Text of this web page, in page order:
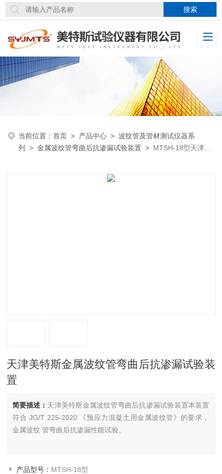
当前位置：首页 > 产品中心 >波纹管及管材测试仪器系
列
>金属波纹管弯曲后抗渗漏试验装置 > MTSH-18型天津美
天津美特斯金属波纹管弯曲后抗渗漏试验装
置
简要描述： 天津美特斯金属波纹管弯曲后抗渗漏试验装置本装置
符合 JG/T 225-2020 《预应力混凝土用金属波纹管》的要求，
金属波纹 管弯曲后抗渗漏性能试验。
产品型号： MTSH-18型